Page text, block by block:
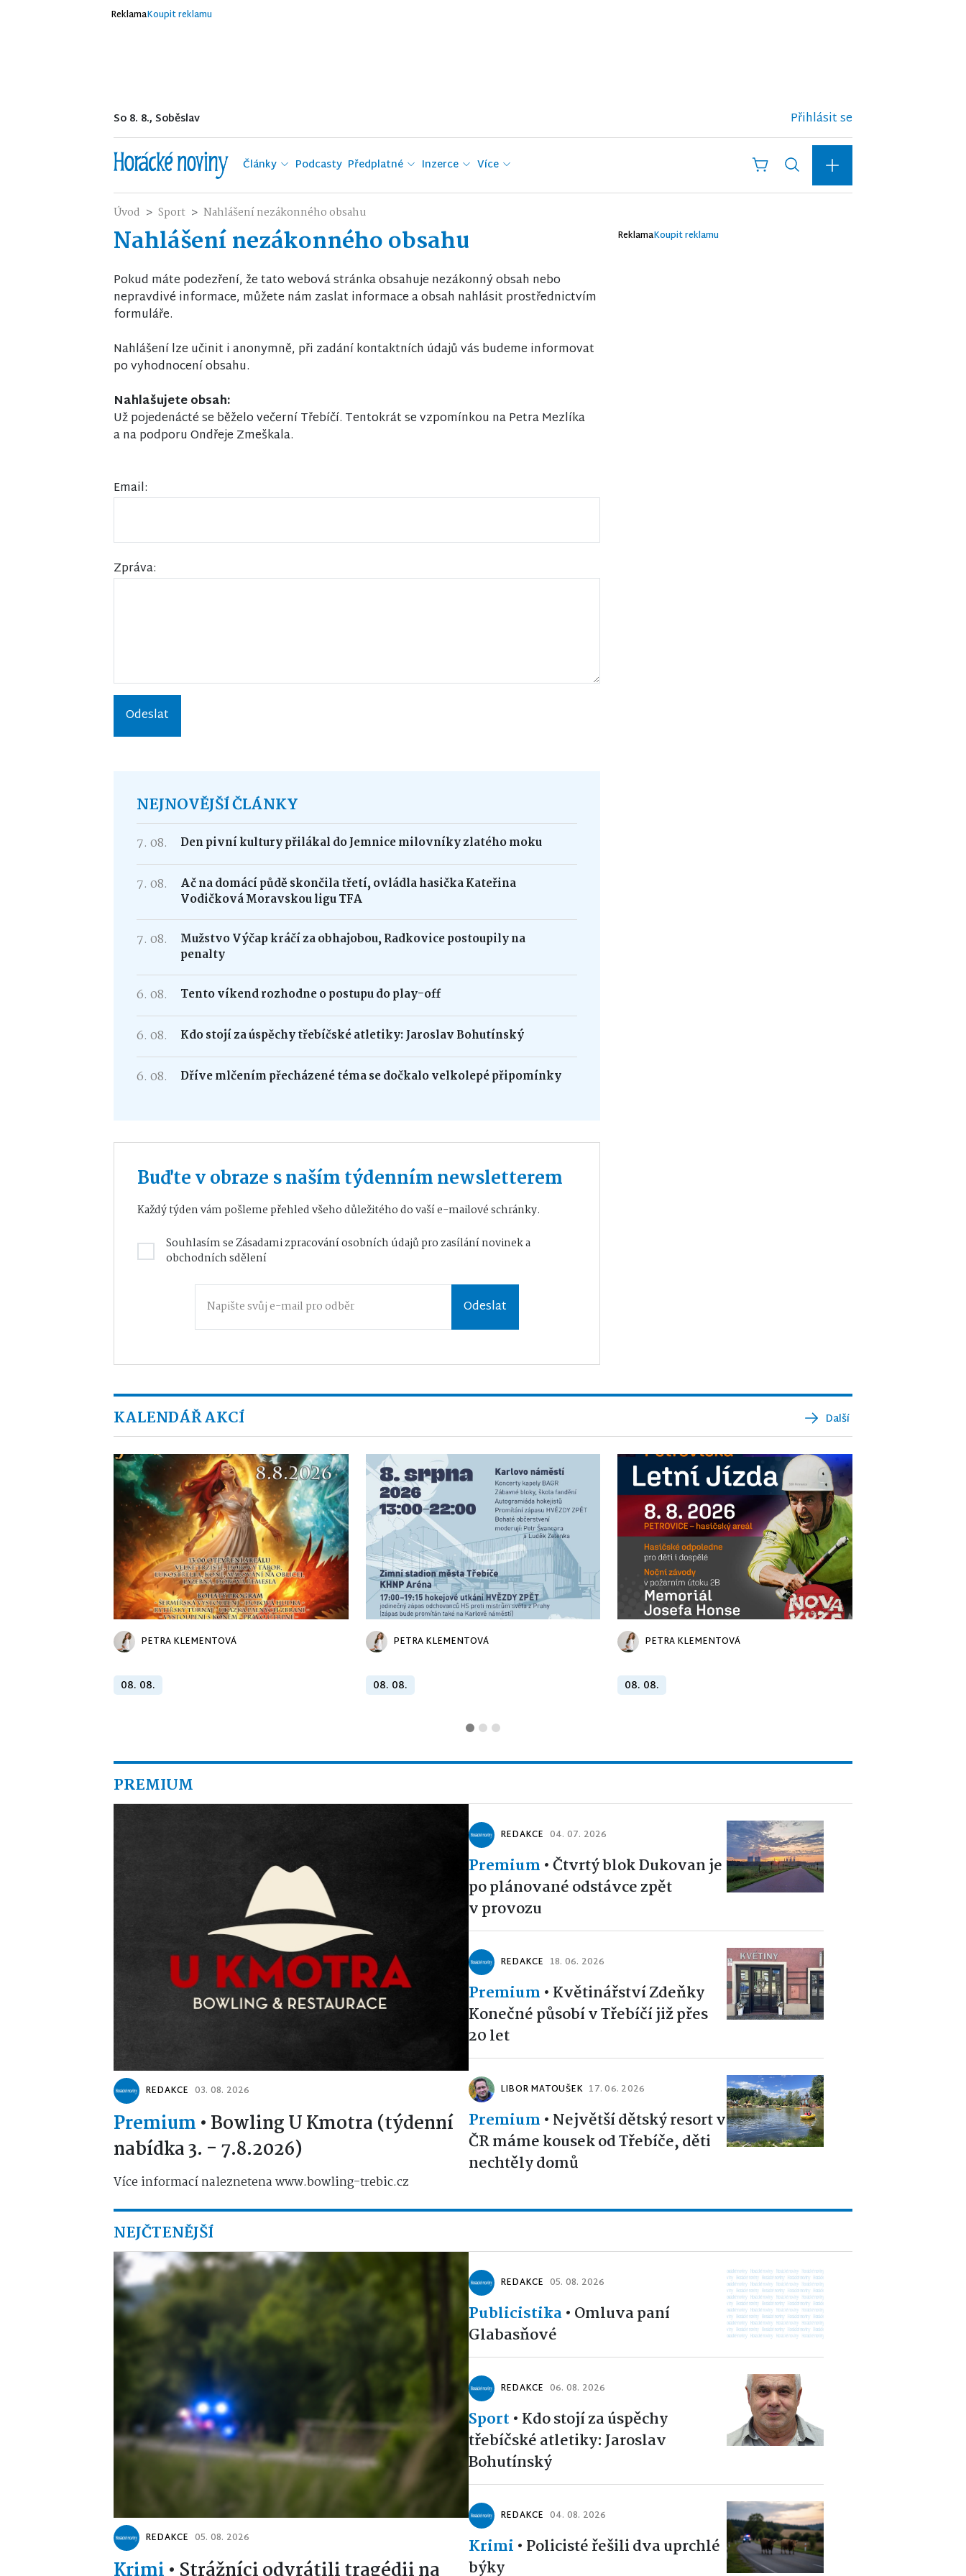
ReklamaKoupit reklamu
So 8. 8., Soběslav Přihlásit se
Články Podcasty Předplatné Inzerce Více
Úvod Sport Nahlášení nezákonného obsahu
Nahlášení nezákonného obsahu
Pokud máte podezření, že tato webová stránka obsahuje nezákonný obsah nebo
nepravdivé informace, můžete nám zaslat informace a obsah nahlásit prostřednictvím
formuláře.
Nahlášení lze učinit i anonymně, při zadání kontaktních údajů vás budeme informovat
po vyhodnocení obsahu.
Nahlašujete obsah:
Už pojedenácté se běželo večerní Třebíčí. Tentokrát se vzpomínkou na Petra Mezlíka
a na podporu Ondřeje Zmeškala.
Email:
Zpráva:
Odeslat
NEJNOVĚJŠÍ ČLÁNKY
7. 08. Den pivní kultury přilákal do Jemnice milovníky zlatého moku
7. 08.
Ač na domácí půdě skončila třetí, ovládla hasička Kateřina
Vodičková Moravskou ligu TFA
7. 08.
Mužstvo Výčap kráčí za obhajobou, Radkovice postoupily na
penalty
6. 08. Tento víkend rozhodne o postupu do play-off
6. 08. Kdo stojí za úspěchy třebíčské atletiky: Jaroslav Bohutínský
6. 08. Dříve mlčením přecházené téma se dočkalo velkolepé připomínky
Buďte v obraze s naším týdenním newsletterem
Každý týden vám pošleme přehled všeho důležitého do vaší e-mailové schránky.
Souhlasím seZásadami zpracování osobních údajůpro zasílání novinek a
obchodních sdělení
Odeslat
ReklamaKoupit reklamu
KALENDÁŘ AKCÍ Další
PETRA KLEMENTOVÁ
08. 08.
PETRA KLEMENTOVÁ
08. 08.
PETRA KLEMENTOVÁ
08. 08.
PREMIUM
REDAKCE 03. 08. 2026
Premium • Bowling U Kmotra (týdenní
nabídka 3. - 7.8.2026)
Více informací naleznetena www.bowling-trebic.cz
REDAKCE 04. 07. 2026
Premium •Čtvrtý blok Dukovan je
po plánované odstávce zpět
v provozu
REDAKCE 18. 06. 2026
Premium • Květinářství Zdeňky
Konečné působí v Třebíčí již přes
20 let
LIBOR MATOUŠEK 17. 06. 2026
Premium • Největší dětský resort v
ČR máme kousek od Třebíče, děti
nechtěly domů
NEJČTENĚJŠÍ
REDAKCE 05. 08. 2026
REDAKCE 05. 08. 2026
Publicistika• Omluva paní
Glabasňové
REDAKCE 06. 08. 2026
Sport • Kdo stojí za úspěchy
třebíčské atletiky: Jaroslav
Bohutínský
REDAKCE 04. 08. 2026
Krimi • Policisté řešili dva uprchlé
býky